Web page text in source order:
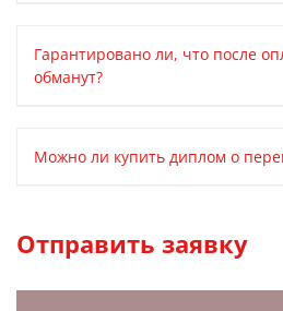
Гарантировано ли, что после
обманут?
Можно ли купить диплом о
Отправить заявку